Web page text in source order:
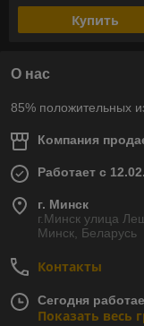
Купить
О нас
85% положительных
Компания
Работает с
г. Минск
г.Минск улица
Минск, Беларусь
Контакты
Сегодня
Показать весь